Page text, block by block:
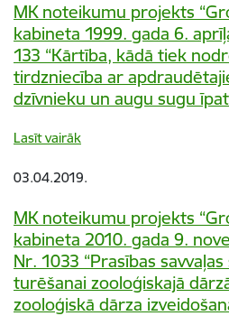
MK noteikumu projekts
kabineta 1999. gada 6.
133 “Kārtība, kādā tiek
tirdzniecība ar
dzīvnieku un augu sugu
Lasīt vairāk
03.04.2019.
MK noteikumu projekts
kabineta 2010. gada 9.
Nr. 1033 “Prasības
turēšanai zooloģiskajā
zooloģiskā dārza